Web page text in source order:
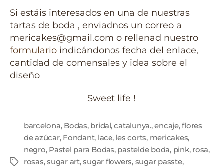
Si estáis interesados en una de nuestras
tartas de boda , enviadnos un correo a
mericakes@gmail.com o rellenad nuestro
formulario indicándonos fecha del enlace,
cantidad de comensales y idea sobre el
diseño
Sweet life !
barcelona, Bodas, bridal,catalunya.,encaje,flores
de azúcar, Fondant, lace, les corts, mericakes,
negro, Pastel para Bodas, pastelde boda, pink, rosa,
rosas,sugar art,sugar flowers, sugar passte,